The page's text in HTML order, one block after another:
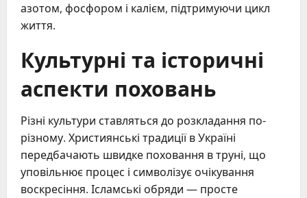
азотом, фосфором і калієм, підтримуючи цикл
життя.
Культурні та історичні
аспекти поховань
Різні культури ставляться до розкладання по-
різному. Християнські традиції в Україні
передбачають швидке поховання в труні, що
уповільнює процес і символізує очікування
воскресіння. Ісламські обряди — просте